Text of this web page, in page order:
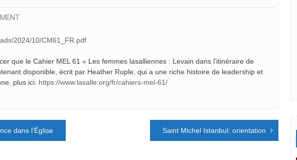
2024/10/CM61_FR.pdf
que le Cahier MEL 61 « Les femmes lasalliennes : Levain dans l’itinéraire de
disponible, écrit par Heather Ruple, qui a une riche histoire de leadership et
plus ici: https://www.lasalle.org/fr/cahiers-mel-61/
dans l’Église Saint Michel Istanbul: orientation